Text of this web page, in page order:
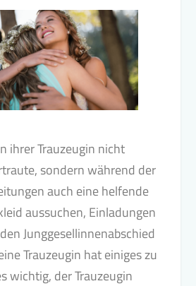
ihrer Trauzeugin nicht
sondern während der
auch eine helfende
aussuchen, Einladungen
Junggesellinnenabschied
Trauzeugin hat einiges zu
wichtig, der Trauzeugin